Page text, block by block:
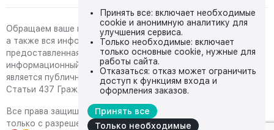
Обращаем ваше внимание на то, что данный интернет-сайт,
а также вся информация о товарах и ценах,
предоставленная на нём, носит исключительно
информационный характер и ни при каких условиях не
является публичной офертой, определяемой положениями
Статьи 437 Гражданского кодекса Российской Федерации.
Все права защищены, любое копирование с сайта возможно
только с разрешения владельца сайта
Принять все: включает необходимые
cookie и анонимную аналитику для
улучшения сервиса.
Только необходимые: включает
только основные cookie, нужные для
работы сайта.
Отказаться: отказ может ограничить
доступ к функциям входа и
оформления заказов.
Принять все
Только необходимые